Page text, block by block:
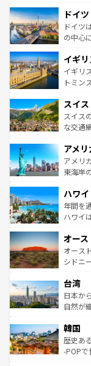
せる。
ンテン
で、幅
聖堂、
から魅
いる。
香り高
らに、
れる地
を参照
ドイツ
ドイツ
の中心
顔を持
ルリン
してラ
は、お酒
ドイツ
イギリ
イギリ
トミン
リアご
ティー
戦など
ンツ一
スイス
スイス
な交通
の建物
博物館
ことが
ば市内交
着のス
アメリ
アメリ
東海岸
のよう
ンメン
西部に
部のニ
文化が
しみな
ならではの
情報は
ハワイ
年間を
ハワイ
ワイ島
島だが
おすす
れるお
人々、
ク、伝
ワイを、存分
はコン
オー
オース
シドニ
リアリ
ク）、
ど、見
いる。
ビング
い。オ
台湾
日本か
自然が
ン）、
と山間
驚きを
韓国
歴史あ
-POPで